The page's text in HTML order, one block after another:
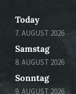
Today
7. AUGUST 2026
Samstag
8. AUGUST 2026
Sonntag
9. AUGUST 2026